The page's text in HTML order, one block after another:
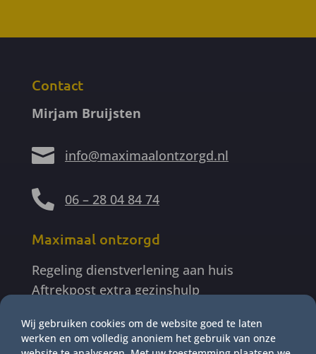
Contact
Mirjam Bruijsten
 info@maximaalontzorgd.nl
 06 – 28 04 84 74
Maximaal ontzorgd
Regeling dienstverlening aan huis
Aftrekpost extra gezinshulp
Algemene Voorwaarden
Wij gebruiken cookies om de website goed te laten
werken en om volledig anoniem het gebruik van onze